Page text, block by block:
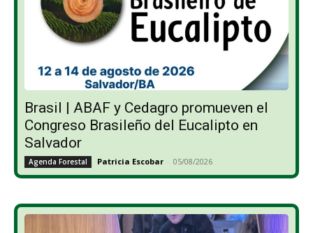
Brasil | ABAF y Cedagro promueven el
Congreso Brasileño del Eucalipto en
Salvador
Agenda Forestal Patricia Escobar - 05/08/2026